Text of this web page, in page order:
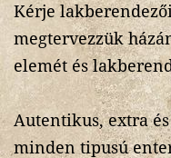
Kérje
megtervezzük
elemét és
Autentikus, extra
minden tipusú